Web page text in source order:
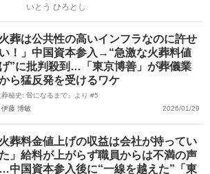
いとう ひろとし
火葬は公共性の高いインフラなのに許せ
！」中国資本参入→“急激な火葬料値
げ”に批判殺到…「東京博善」が葬儀業
ら猛反発を受けるワケ
葬秘史: 骨になるまで』より #5
伊藤 博敏
2026/01/29
火葬料金値上げの収益は会社が持ってい
」給料が上がらず職員からは不満の声
中国資本参入後に“一線を越えた”「東